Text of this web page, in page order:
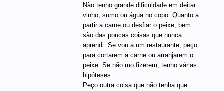
Não tenho grande dificuldade em deitar
vinho, sumo ou água no copo. Quanto a
partir a carne ou desfiar o peixe, bem
são das poucas coisas que nunca
aprendi. Se vou a um restaurante, peço
para cortarem a carne ou arranjarem o
peixe. Se não mo fizerem, tenho várias
hipóteses:
Peço outra coisa que não tenha que